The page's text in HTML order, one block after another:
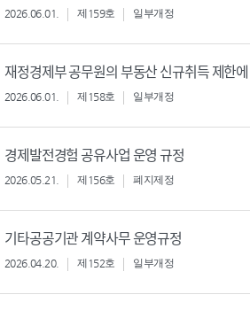
2026.06.01. 제159호 일부개정
재정경제부 공무원의 부동산 신규취득 제한
2026.06.01. 제158호 일부개정
경제발전경험 공유사업 운영 규정
2026.05.21. 제156호 폐지제정
기타공공기관 계약사무 운영규정
2026.04.20. 제152호 일부개정